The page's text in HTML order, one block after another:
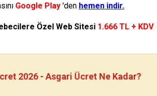
Google Play 'den hemen indir.
Özel Web Sitesi 1.666 TL + KDV
2026 - Asgari Ücret Ne Kadar?